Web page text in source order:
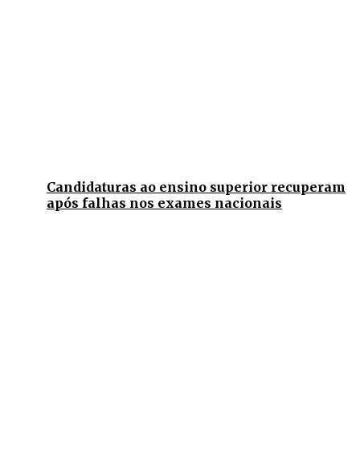
Candidaturas ao ensino superior recuperam
após falhas nos exames nacionais